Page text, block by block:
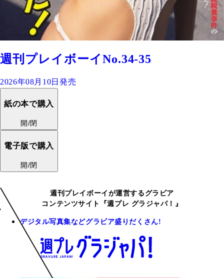
週刊プレイボーイNo.34-35
2026年08月10日発売
紙の本で購入
開/閉
電子版で購入
開/閉
週刊プレイボーイが運営するグラビア
コンテンツサイト『週プレ グラジャパ！』
デジタル写真集などグラビア盛りだくさん!